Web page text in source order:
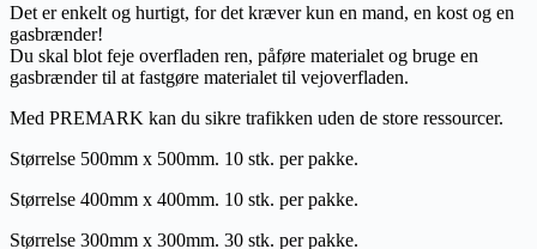
Det er enkelt og hurtigt, for det kræver kun en mand, en kost og en
gasbrænder!
Du skal blot feje overfladen ren, påføre materialet og bruge en
gasbrænder til at fastgøre materialet til vejoverfladen.
Med PREMARK kan du sikre trafikken uden de store ressourcer.
Størrelse 500mm x 500mm. 10 stk. per pakke.
Størrelse 400mm x 400mm. 10 stk. per pakke.
Størrelse 300mm x 300mm. 30 stk. per pakke.